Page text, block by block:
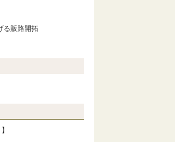
る販路開拓